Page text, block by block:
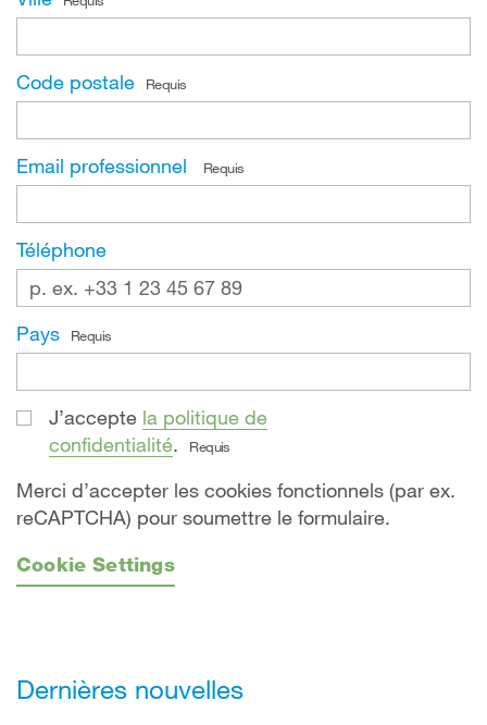
Code postale Requis
Email professionnel Requis
Téléphone
Pays Requis
J’accepte la politique de
confidentialité. Requis
Merci d’accepter les cookies fonctionnels (par ex.
reCAPTCHA) pour soumettre le formulaire.
Cookie Settings
Dernières nouvelles